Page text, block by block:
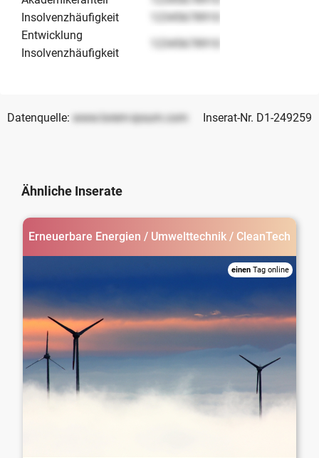
Insolvenzhäufigkeit
12345678910
Entwicklung
Insolvenzhäufigkeit
12345678910
Datenquelle: www.lorem-ipsum.com Inserat-Nr. D1-249259
Ähnliche Inserate
Erneuerbare Energien / Umwelttechnik / CleanTech
einen Tag online